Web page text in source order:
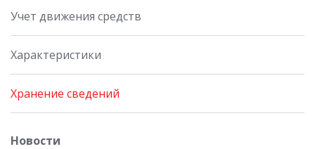
Учет движения средств
Характеристики
Хранение сведений
Новости